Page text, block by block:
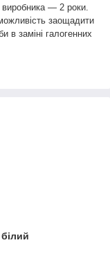
виробника — 2 роки.
заощадити
в заміні галогенних